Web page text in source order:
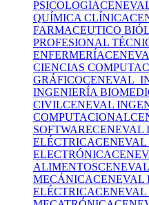
PSICOLOGÍA
QUÍMICA CLÍNICA
FARMACEUTICO
PROFESIONAL
ENFERMERÍA
CIENCIAS
GRÁFICOCENEVAL
INGENIERÍA
CIVILCENEVAL
COMPUTACIONAL
SOFTWARECENEVAL
ELÉCTRICA
ELECTRÓNICA
ALIMENTOS
MECÁNICACENEVAL
ELÉCTRICA